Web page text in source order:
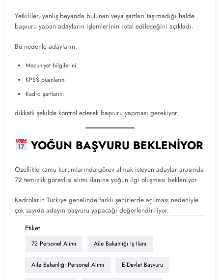
Yetkililer, yanlış beyanda bulunan veya şartları taşımadığı halde
başvuru yapan adayların işlemlerinin iptal edileceğini açıkladı.
Bu nedenle adayların:
Mezuniyet bilgilerini
KPSS puanlarını
Kadro şartlarını
dikkatli şekilde kontrol ederek başvuru yapması gerekiyor.
YOĞUN BAŞVURU BEKLENİYOR
Özellikle kamu kurumlarında görev almak isteyen adaylar arasında
72 temizlik görevlisi alımı ilanına yoğun ilgi oluşması bekleniyor.
Kadroların Türkiye genelinde farklı şehirlerde açılması nedeniyle
çok sayıda adayın başvuru yapacağı değerlendiriliyor.
Etiket
72 Personel Alımı Aile Bakanlığı Iş Ilanı
Aile Bakanlığı Personel Alımı E-Devlet Başvuru